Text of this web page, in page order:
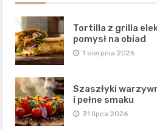
Tortilla z grilla
pomysł na obiad
1 sierpnia 2026
Szaszłyki
i pełne smaku
31 lipca 2026